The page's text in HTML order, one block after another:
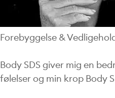
Forebyggelse &
Body SDS giver mig en
følelser og min krop Body